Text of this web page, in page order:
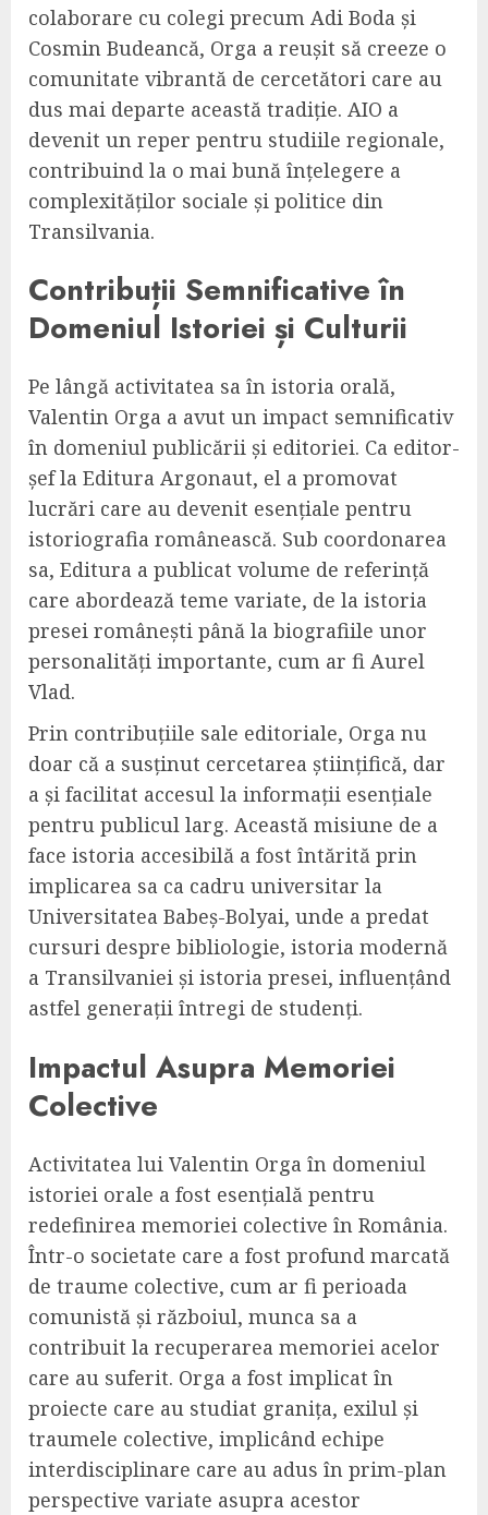
colaborare cu colegi precum Adi Boda și
Cosmin Budeancă, Orga a reușit să creeze o
comunitate vibrantă de cercetători care au
dus mai departe această tradiție. AIO a
devenit un reper pentru studiile regionale,
contribuind la o mai bună înțelegere a
complexităților sociale și politice din
Transilvania.
Contribuții Semnificative în
Domeniul Istoriei și Culturii
Pe lângă activitatea sa în istoria orală,
Valentin Orga a avut un impact semnificativ
în domeniul publicării și editoriei. Ca editor-
șef la Editura Argonaut, el a promovat
lucrări care au devenit esențiale pentru
istoriografia românească. Sub coordonarea
sa, Editura a publicat volume de referință
care abordează teme variate, de la istoria
presei românești până la biografiile unor
personalități importante, cum ar fi Aurel
Vlad.
Prin contribuțiile sale editoriale, Orga nu
doar că a susținut cercetarea științifică, dar
a și facilitat accesul la informații esențiale
pentru publicul larg. Această misiune de a
face istoria accesibilă a fost întărită prin
implicarea sa ca cadru universitar la
Universitatea Babeș-Bolyai, unde a predat
cursuri despre bibliologie, istoria modernă
a Transilvaniei și istoria presei, influențând
astfel generații întregi de studenți.
Impactul Asupra Memoriei
Colective
Activitatea lui Valentin Orga în domeniul
istoriei orale a fost esențială pentru
redefinirea memoriei colective în România.
Într-o societate care a fost profund marcată
de traume colective, cum ar fi perioada
comunistă și războiul, munca sa a
contribuit la recuperarea memoriei acelor
care au suferit. Orga a fost implicat în
proiecte care au studiat granița, exilul și
traumele colective, implicând echipe
interdisciplinare care au adus în prim-plan
perspective variate asupra acestor